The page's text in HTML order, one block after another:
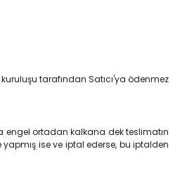
tarafından Satıcı'ya ödenmez
engel ortadan kalkana dek teslimatın
ise ve iptal ederse, bu iptalden